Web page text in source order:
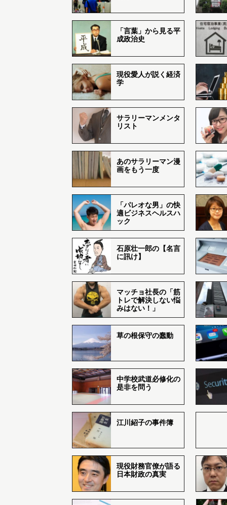
「言葉」から見る平
成政治史
現役愛人が説く経済
学
サラリーマンメンタ
リスト
あのサラリーマン漫
画をもう一度
「パレオな男」の快
適ビジネスヘルスハ
ック
石原壮一郎の【名言
に訊け】
マッチョ社長の「筋
トレで解決しない悩
みはない！」
草の根保守の蠢動
中学校武道必修化の
是非を問う
江川紹子の事件簿
現役財務官僚が語る
日本財政の真実